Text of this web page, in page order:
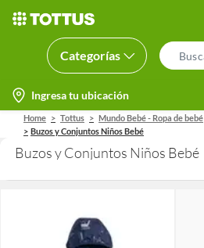
Categorías
location-
icon
Ingresa tu ubicación
Home Tottus Mundo Bebé - Ropa de bebé
Buzos y Conjuntos Niños Bebé
Buzos y Conjuntos Niños Bebé